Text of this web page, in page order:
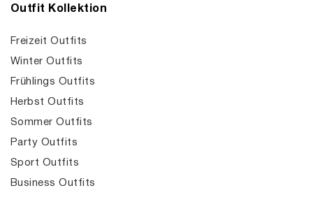
Outfit Kollektion
Freizeit Outfits
Winter Outfits
Frühlings Outfits
Herbst Outfits
Sommer Outfits
Party Outfits
Sport Outfits
Business Outfits